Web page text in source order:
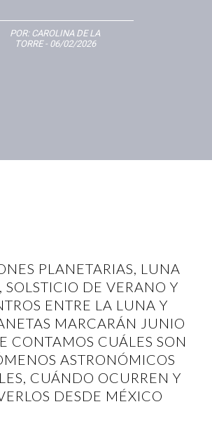
POR: CAROLINA DE LA
TORRE- 06/02/2026
PLANETARIAS, LUNA
SOLSTICIO DE VERANO Y
ENTRE LA LUNA Y
MARCARÁN JUNIO
CONTAMOS CUÁLES SON
ASTRONÓMICOS
CUÁNDO OCURREN Y
DESDE MÉXICO